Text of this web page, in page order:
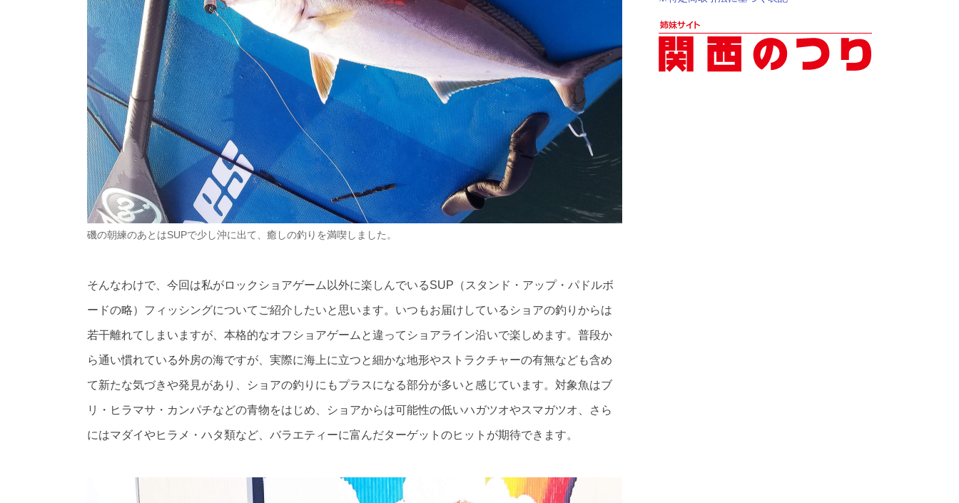
磯の朝練のあとはSUPで少し沖に出て、癒しの釣りを満喫しました。
そんなわけで、今回は私がロックショアゲーム以外に楽しんでいるSUP（スタンド・アップ・パドルボ
ードの略）フィッシングについてご紹介したいと思います。いつもお届けしているショアの釣りからは
若干離れてしまいますが、本格的なオフショアゲームと違ってショアライン沿いで楽しめます。普段か
ら通い慣れている外房の海ですが、実際に海上に立つと細かな地形やストラクチャーの有無なども含め
て新たな気づきや発見があり、ショアの釣りにもプラスになる部分が多いと感じています。対象魚はブ
リ・ヒラマサ・カンパチなどの青物をはじめ、ショアからは可能性の低いハガツオやスマガツオ、さら
にはマダイやヒラメ・ハタ類など、バラエティーに富んだターゲットのヒットが期待できます。